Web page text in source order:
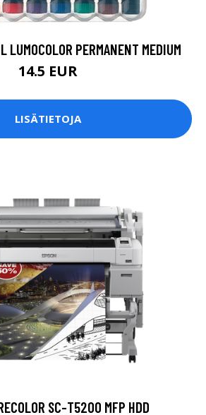
LUMOCOLOR PERMANENT MEDIUM
14.5 EUR
LISÄTIETOJA
SC-T5200 MFP HDD